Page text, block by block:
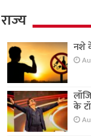
राज्य
नशे
के